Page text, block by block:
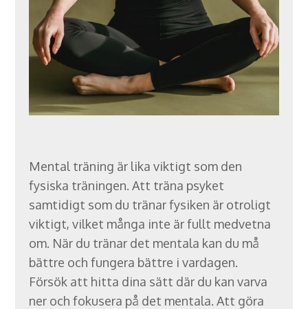
Mental träning är lika viktigt som den
fysiska träningen. Att träna psyket
samtidigt som du tränar fysiken är otroligt
viktigt, vilket många inte är fullt medvetna
om. När du tränar det mentala kan du må
bättre och fungera bättre i vardagen.
Försök att hitta dina sätt där du kan varva
ner och fokusera på det mentala. Att göra